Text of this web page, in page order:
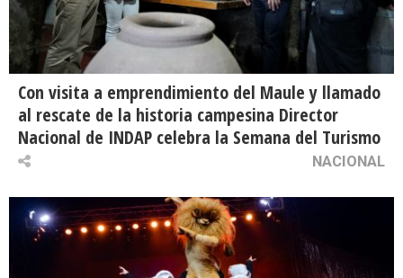
Con visita a emprendimiento del Maule y llamado
al rescate de la historia campesina Director
Nacional de INDAP celebra la Semana del Turismo
NACIONAL